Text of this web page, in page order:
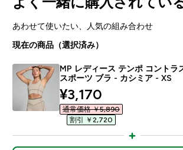
あわせて使いたい、人気の組み合わせ
現在の商品（選択済み）
MP レディース テンポ コントラ
スポーツ ブラ - カシミア - XS
discounted price
¥3,170‎
通常価格 ￥5,890‎
割引 ￥2,720‎